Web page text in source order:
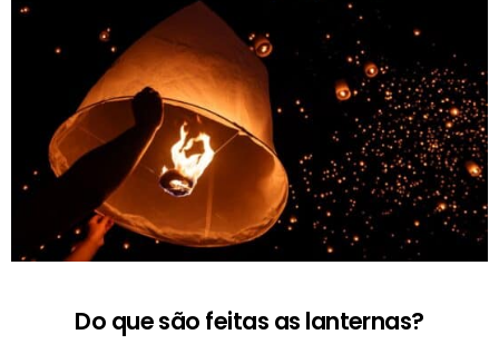
Do que são feitas as lanternas?